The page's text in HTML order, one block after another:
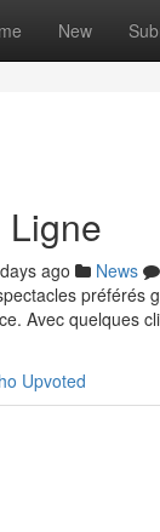
New
Ligne
ago News
préférés
Avec quelques
Upvoted